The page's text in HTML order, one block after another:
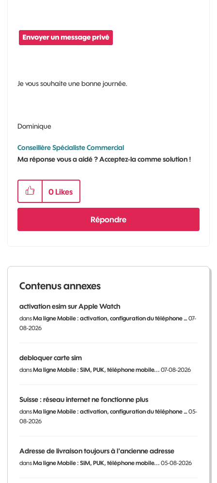
Je vous souhaite une bonne journée.
Dominique
Conseillère Spécialiste Commercial
Ma réponse vous a aidé ? Acceptez-la comme solution !
0 Likes
Répondre
Contenus annexes
activation esim sur Apple Watch
dansMa ligne Mobile : activation, configuration du téléphone …07-
08-2026
debloquer carte sim
dansMa ligne Mobile : SIM, PUK, téléphone mobile... 07-08-2026
Suisse : réseau internet ne fonctionne plus
dansMa ligne Mobile : activation, configuration du téléphone …05-
08-2026
Adresse de livraison toujours à l'ancienne adresse
dansMa ligne Mobile : SIM, PUK, téléphone mobile... 05-08-2026